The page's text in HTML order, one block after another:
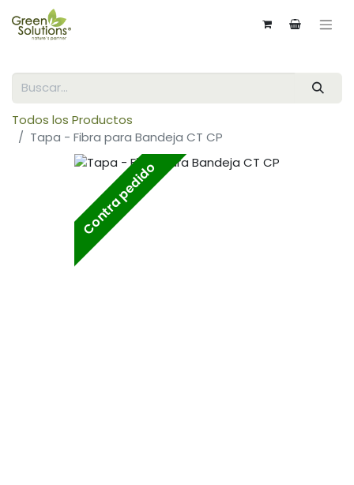
Todos los Productos
Tapa - Fibra para Bandeja CT CP
Contra pedido